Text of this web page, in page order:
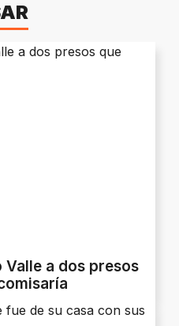
a dos presos